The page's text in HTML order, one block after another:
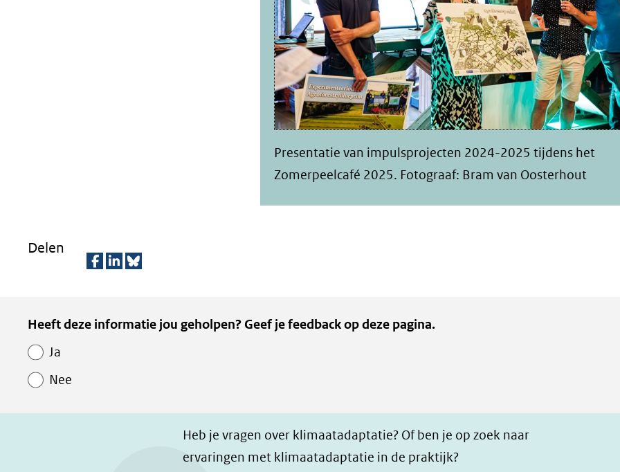
Presentatie van impulsprojecten 2024-2025 tijdens het
Zomerpeelcafé 2025. Fotograaf: Bram van Oosterhout
Delen
l
p
l
p
z
g
Kopie
van
Paginawaardering
Heeft deze informatie jou geholpen? Geef je feedback op deze pagina.
Ja
Nee
Heb je vragen over klimaatadaptatie? Of ben je op zoek naar
ervaringen met klimaatadaptatie in de praktijk?